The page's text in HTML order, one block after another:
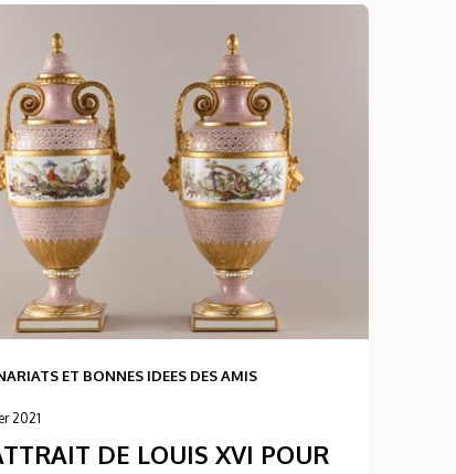
ET BONNES IDEES DES AMIS
2021
DE LOUIS XVI POUR